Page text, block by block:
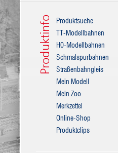
Produktinfo
Produktsuche
TT-Modellbahnen
H0-Modellbahnen
Schmalspurbahnen
Straßenbahngleis
Mein Modell
Mein Zoo
Merkzettel
Online-Shop
Produktclips